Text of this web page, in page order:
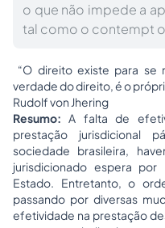
o que não impede a
tal como o contempt
“O direito existe para se
verdade do direito, é o
Rudolf von Jhering
Resumo:A falta de
prestação jurisdicional
sociedade brasileira,
jurisdicionado espera
Estado. Entretanto, o
passando por diversas
efetividade na prestação